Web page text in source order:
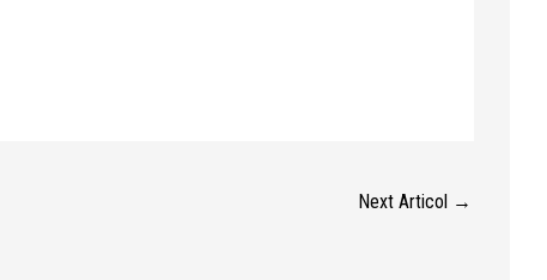
Next Articol →